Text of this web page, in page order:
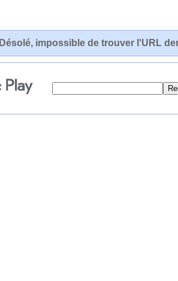
Désolé, impossible de trouver l'URL